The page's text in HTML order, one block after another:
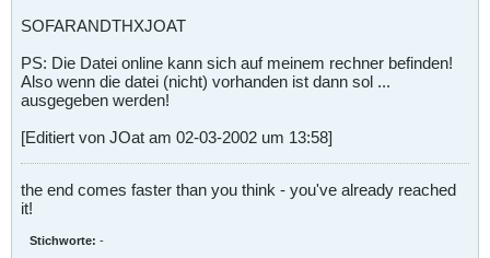
SOFARANDTHXJOAT
PS: Die Datei online kann sich auf meinem rechner befinden!
Also wenn die datei (nicht) vorhanden ist dann sol ...
ausgegeben werden!
[Editiert von JOat am 02-03-2002 um 13:58]
the end comes faster than you think - you've already reached
it!
Stichworte: -